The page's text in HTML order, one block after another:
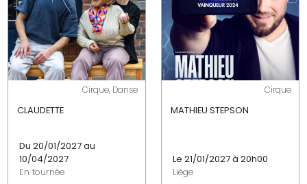
Cirque, Danse
CLAUDETTE
Du 20/01/2027 au
10/04/2027
En tournée
Cirque
MATHIEU STEPSON
Le 21/01/2027 à 20h00
Liège